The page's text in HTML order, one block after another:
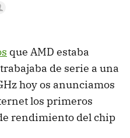
que AMD estaba
de serie a una
hoy os anunciamos
los primeros
rendimiento del chip